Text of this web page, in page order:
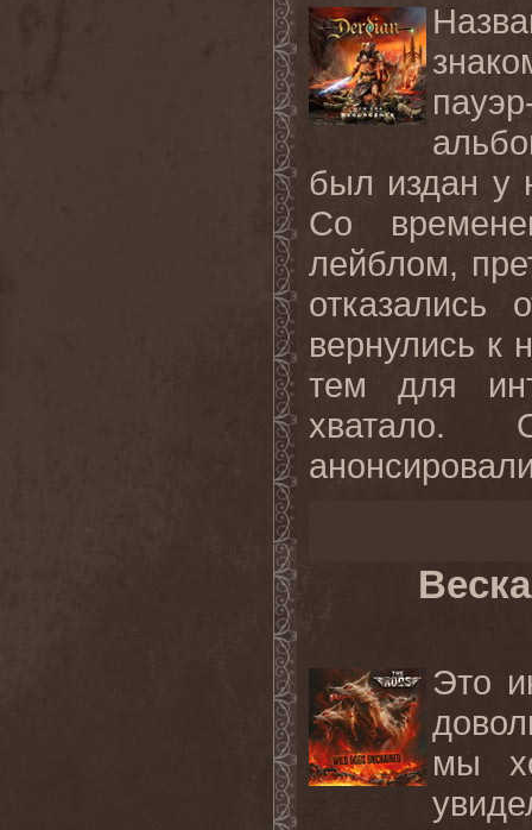
был издан у
Со
лейблом,
отказались
вернулись к
тем для
хватало.
Это
мы